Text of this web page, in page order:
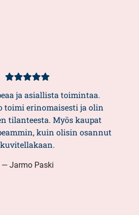
Kundbetyg
5/5ja asiallista toimintaa.
toimi erinomaisesti ja olin
tilanteesta. Myös kaupat
kuin olisin osannut
kuvitellakaan.
— Jarmo Paski